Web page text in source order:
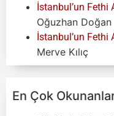
İstanbul’un Fethi
Oğuzhan Doğan
İstanbul’un Fethi
Merve Kılıç
En Çok